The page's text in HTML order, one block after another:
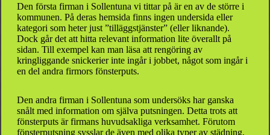
Den första firman i Sollentuna vi tittar på är en av de större i
kommunen. På deras hemsida finns ingen undersida eller
kategori som heter just ”tilläggstjänster” (eller liknande).
Dock går det att hitta relevant information lite överallt på
sidan. Till exempel kan man läsa att rengöring av
kringliggande snickerier inte ingår i jobbet, något som ingår i
en del andra firmors fönsterputs.
Den andra firman i Sollentuna som undersöks har ganska
snålt med information om själva putsningen. Detta trots att
fönsterputs är firmans huvudsakliga verksamhet. Förutom
fönsterputsning sysslar de även med olika typer av städning,